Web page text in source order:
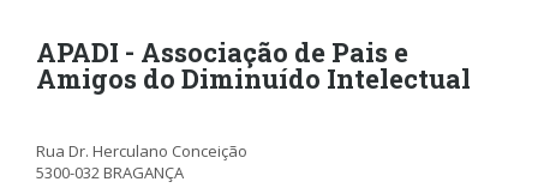
APADI - Associação de Pais e
Amigos do Diminuído Intelectual
Rua Dr. Herculano Conceição
5300-032 BRAGANÇA